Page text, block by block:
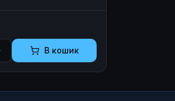
корпус
Octa Energy
місяців. В кошик